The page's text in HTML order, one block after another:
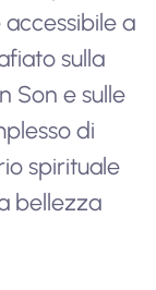
a
sulla
Son e sulle
di
spirituale
bellezza